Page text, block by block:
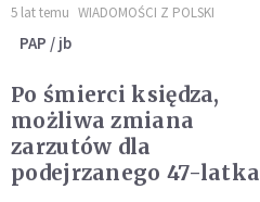
5 lat temu WIADOMOŚCI Z POLSKI
PAP / jb
Po śmierci księdza,
możliwa zmiana
zarzutów dla
podejrzanego 47-latka